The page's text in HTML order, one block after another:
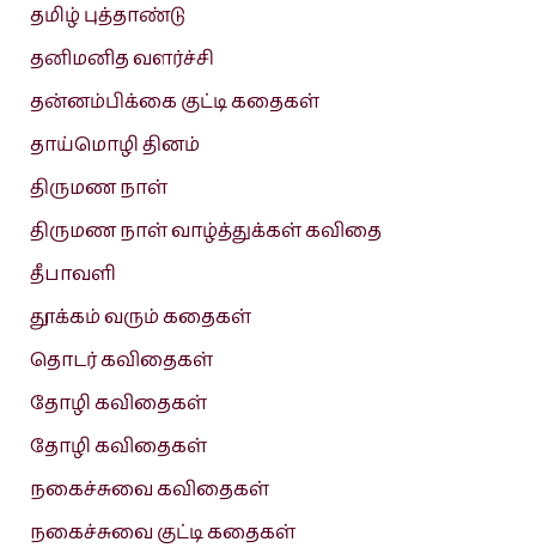
தமிழ் புத்தாண்டு
தனிமனித வளர்ச்சி
தன்னம்பிக்கை குட்டி கதைகள்
தாய்மொழி தினம்
திருமண நாள்
திருமண நாள் வாழ்த்துக்கள் கவிதை
தீபாவளி
தூக்கம் வரும் கதைகள்
தொடர் கவிதைகள்
தோழி கவிதைகள்
தோழி கவிதைகள்
நகைச்சுவை கவிதைகள்
நகைச்சுவை குட்டி கதைகள்